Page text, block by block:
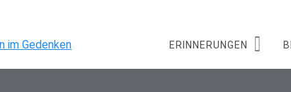
ERINNERUNGEN